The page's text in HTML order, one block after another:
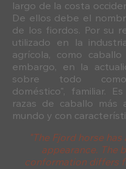
largo de la costa
De ellos debe el
de los fiordos. Por su
utilizado en la
agrícola, como
embargo, en la
sobre todo
doméstico", familiar.
razas de caballo más
mundo y con
"The Fjord horse
appearance. The
conformation differs